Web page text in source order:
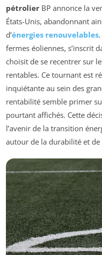
pétrolier BP annonce la
États-Unis, abandonnant
d’énergies renouvelables
fermes éoliennes, s’inscrit
choisit de se recentrer sur
rentables. Ce tournant est
inquiétante au sein des
rentabilité semble primer
pourtant affichés. Cette
l’avenir de la transition
autour de la durabilité et de